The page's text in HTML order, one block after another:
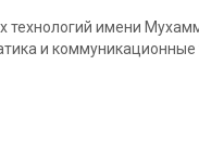
технологий имени
и коммуникационные